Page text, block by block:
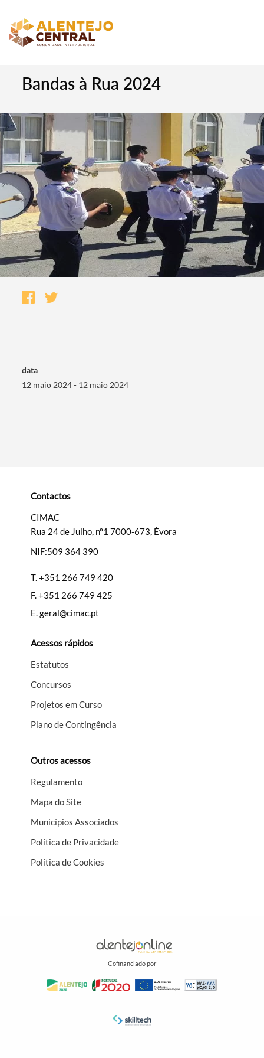
Filtros
Bandas à Rua 2024
data
12 maio 2024 - 12 maio 2024
Contactos
CIMAC
Rua 24 de Julho, nº1 7000-673, Évora
NIF:509 364 390
T.+351 266 749 420
F.+351 266 749 425
E.geral@cimac.pt
Acessos rápidos
Estatutos
Concursos
Projetos em Curso
Plano de Contingência
Outros acessos
Regulamento
Mapa do Site
Municípios Associados
Política de Privacidade
Política de Cookies
Cofinanciado por